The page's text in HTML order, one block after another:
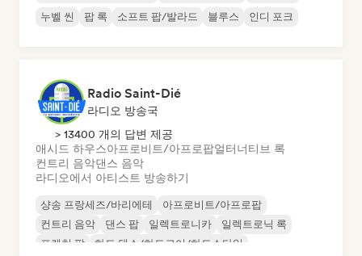
누벨 씬
팝 록 소프트 팝/발라드 블루스 인디 포크
Radio Saint-Dié
라디오 방송국
> 13400 개의 답변 제공
애시드 하우스아프로비트/아프로팝얼터너티브 록
컨트리 음악댄스 음악
라디오에서 아티스트 방송하기
샹송 프랑세즈/바리에테
아프로비트/아프로팝
컨트리 음악
댄스 팝 일렉트로니카
일렉트로닉 록
프렌치 팝
하드 댄스/하드코어/하드스타일